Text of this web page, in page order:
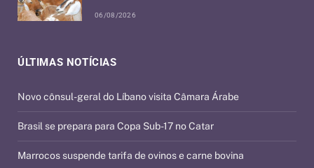
ÚLTIMAS NOTÍCIAS
Novo cônsul-geral do Líbano visita Câmara Árabe
Brasil se prepara para Copa Sub-17 no Catar
Marrocos suspende tarifa de ovinos e carne bovina